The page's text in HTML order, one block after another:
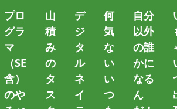
プロ
グラ
マ
（SE
含）
のや
山
積
み
の
タ
ス
デ
ジ
タ
ル
ネ
イ
何
気
な
い
い
つ
自分
以外
の誰
かに
なる
ん